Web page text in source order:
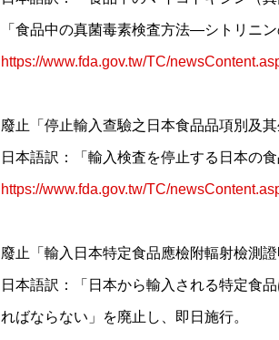
「食品中の真菌毒素検査方法—シトリニ
https://www.fda.gov.tw/TC/
廢止「停止輸入查驗之日本食品品項別及
日本語訳：「輸入検査を停止する日本の
https://www.fda.gov.tw/TC/
廢止「輸入日本特定食品應檢附輻射檢測
日本語訳：「日本から輸入される特定食
ればならない」を廃止し、即日施行。